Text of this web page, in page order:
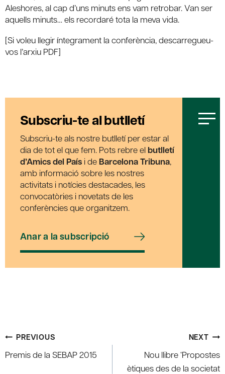
Aleshores, al cap d’uns minuts ens vam retrobar. Van ser
aquells minuts… els recordaré tota la meva vida.
[Si voleu llegir íntegrament la conferència, descarregueu-
vos l’arxiu PDF]
Subscriu-te al butlletí
Subscriu-te als nostre butlletí per estar al
dia de tot el que fem. Pots rebre el butlletí
d’Amics del País i de Barcelona Tribuna,
amb informació sobre les nostres
activitats i notícies destacades, les
convocatòries i novetats de les
conferències que organitzem.
Anar a la subscripció
Post
navigation
PREVIOUS
Premis de la SEBAP 2015
NEXT
Nou llibre ‘Propostes
ètiques des de la societat